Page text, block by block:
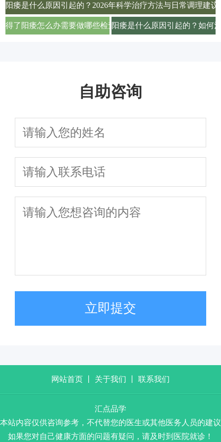
阳痿是什么原因引起的？2026年科学治疗方法与日常调理建议
得了阳痿怎么办需要做哪些检查项目才能确诊阳痿是什么原因引起的？如何
自助咨询
立即提交
网站首页 关于我们 联系我们
汇点品学
本站内容仅供咨询参考，不代替您的医生或其他医务人员的建议
如果您对自己健康方面的问题有疑问，请及时到医院就诊！